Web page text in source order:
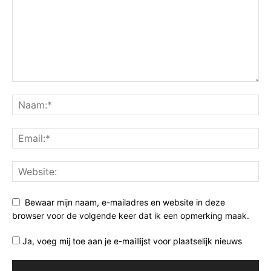
Bewaar mijn naam, e-mailadres en website in deze
browser voor de volgende keer dat ik een opmerking maak.
Ja, voeg mij toe aan je e-maillijst voor plaatselijk nieuws